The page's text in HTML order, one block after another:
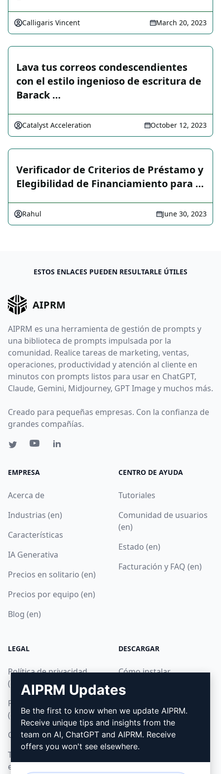
Calligaris Vincent March 20, 2023
Lava tus correos condescendientes
con el estilo ingenioso de escritura de
Barack …
Catalyst Acceleration October 12, 2023
Verificador de Criterios de Préstamo y
Elegibilidad de Financiamiento para …
Rahul June 30, 2023
ESTOS ENLACES PUEDEN RESULTARLE ÚTILES
AIPRM
AIPRM es una herramienta de gestión de prompts y
una biblioteca de prompts impulsada por la
comunidad. Realice tareas de marketing, ventas,
operaciones, productividad y atención al cliente en
minutos con prompts listos para usar en ChatGPT,
Claude, Gemini, Midjourney, GPT Image y muchos más.
Creado para pequeñas empresas. Con la confianza de
grandes compañías.
EMPRESA
Acerca de
Industrias (en)
Características
IA Generativa
Precios en solitario (en)
Precios por equipo (en)
Blog (en)
CENTRO DE AYUDA
Tutoriales
Comunidad de usuarios
(en)
Estado (en)
Facturación y FAQ (en)
LEGAL
Política de privacidad
(en)
Política de uso aceptable
(en)
Condiciones de uso (en)
Términos de las
extensiones del
DESCARGAR
Cómo instalar
Google Chrome
Microsoft Edge
AIPRM Updates
Be the first to know when we update AIPRM.
Receive unique tips and insights from the
team on AI, ChatGPT and AIPRM. Receive
offers you won't see elsewhere.